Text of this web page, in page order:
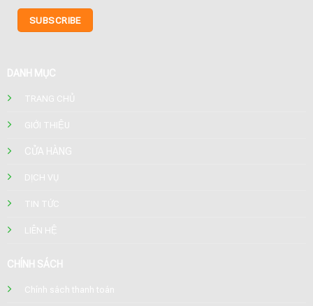
DANH MỤC
TRANG CHỦ
GIỚI THIỆU
CỬA HÀNG
DỊCH VỤ
TIN TỨC
LIÊN HỆ
CHÍNH SÁCH
Chính sách thanh toán